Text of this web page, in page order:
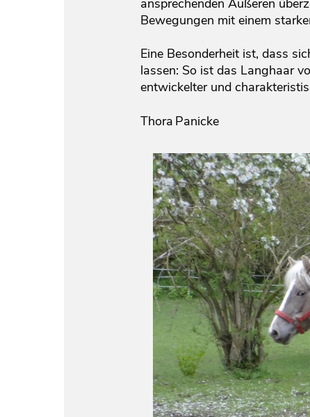
Bewegungen mit einem
Eine Besonderheit ist, dass
lassen: So ist das Langhaar
entwickelter und
Thora Panicke